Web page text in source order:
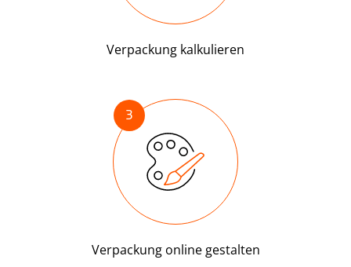
Verpackung kalkulieren
3
Verpackung online gestalten